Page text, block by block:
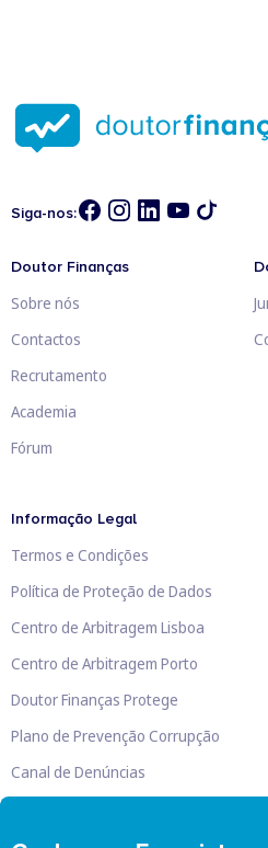
Siga-nos:
Doutor Finanças
Sobre nós
Contactos
Recrutamento
Academia
Fórum
Informação Legal
Termos e Condições
Política de Proteção de Dados
Centro de Arbitragem Lisboa
Centro de Arbitragem Porto
Doutor Finanças Protege
Plano de Prevenção Corrupção
Canal de Denúncias